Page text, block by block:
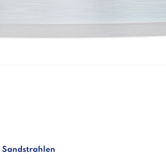
Sandstrahlen